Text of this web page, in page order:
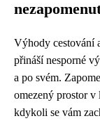
Výhody cestování
přináší nesporné
a po svém.
omezený prostor v
kdykoli se vám